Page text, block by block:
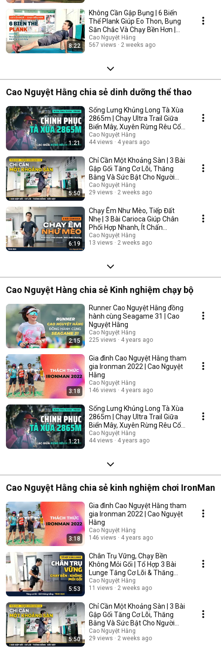
8:22
Không Cần Gập Bụng | 6 Biến
Thể Plank Giúp Eo Thon, Bụng
Săn Chắc Và Chạy Bền Hơn |
Trio H24
Cao Nguyệt Hằng
567 views
2 weeks ago
Cao Nguyệt Hằng chia sẻ dinh dưỡng thể thao
1:21
Sống Lưng Khủng Long Tà Xùa
2865m | Chạy Ultra Trail Giữa
Biển Mây, Xuyên Rừng Rêu Cổ
Tích Yên Bái
Cao Nguyệt Hằng
44 views
4 years ago
5:50
Chỉ Cần Một Khoảng Sàn | 3 Bài
Gập Gối Tăng Cơ Lõi, Thăng
Bằng Và Sức Bật Cho Người
Chạy | Trio H24
Cao Nguyệt Hằng
29 views
2 weeks ago
6:19
Chạy Êm Như Mèo, Tiếp Đất
Nhẹ | 3 Bài Carioca Giúp Chân
Phối Hợp Nhanh, Ít Chấn
Thương | Trio H24
Cao Nguyệt Hằng
13 views
2 weeks ago
Cao Nguyệt Hàng chia sẻ Kinh nghiệm chạy bộ
2:15
Runner Cao Nguyệt Hằng đồng
hành cùng Seagame 31 | Cao
Nguyệt Hằng
Cao Nguyệt Hằng
225 views
4 years ago
3:18
Gia đình Cao Nguyệt Hằng tham
gia Ironman 2022 | Cao Nguyệt
Hằng
Cao Nguyệt Hằng
146 views
4 years ago
1:21
Sống Lưng Khủng Long Tà Xùa
2865m | Chạy Ultra Trail Giữa
Biển Mây, Xuyên Rừng Rêu Cổ
Tích Yên Bái
Cao Nguyệt Hằng
44 views
4 years ago
Cao Nguyệt Hằng chia sẻ kinh nghiệm chơi IronMan
3:18
Gia đình Cao Nguyệt Hằng tham
gia Ironman 2022 | Cao Nguyệt
Hằng
Cao Nguyệt Hằng
146 views
4 years ago
5:53
Chân Trụ Vững, Chạy Bền
Không Mỏi Gối | Tổ Hợp 3 Bài
Lunge Tăng Cơ Lõi & Thăng
Bằng | Trio H24
Cao Nguyệt Hằng
11 views
2 weeks ago
5:50
Chỉ Cần Một Khoảng Sàn | 3 Bài
Gập Gối Tăng Cơ Lõi, Thăng
Bằng Và Sức Bật Cho Người
Chạy | Trio H24
Cao Nguyệt Hằng
29 views
2 weeks ago